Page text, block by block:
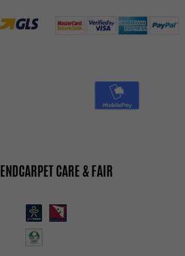
CARE & FAIR